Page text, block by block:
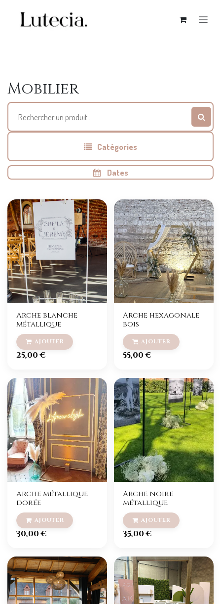
Mobilier
Catégories
Dates
Arche blanche
métallique
25,00€
Arche hexagonale
bois
55,00€
Arche métallique
dorée
30,00€
Arche noire
métallique
35,00€